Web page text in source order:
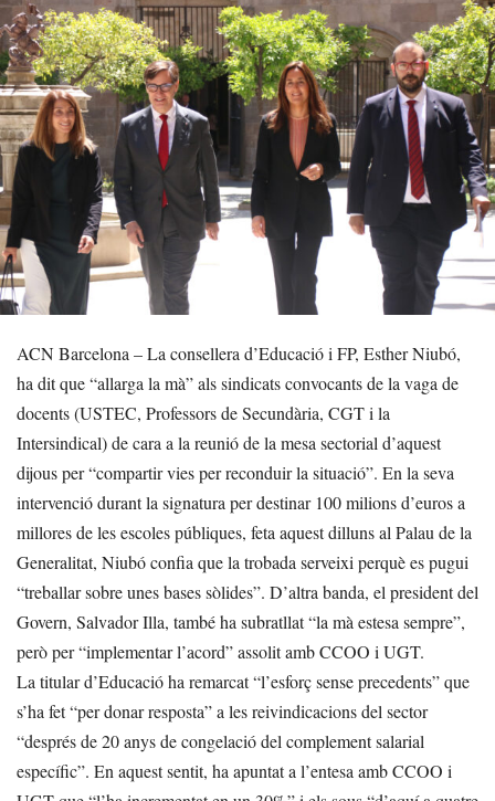
ACN Barcelona – La consellera d’Educació i FP, Esther Niubó,
ha dit que “allarga la mà” als sindicats convocants de la vaga de
docents (USTEC, Professors de Secundària, CGT i la
Intersindical) de cara a la reunió de la mesa sectorial d’aquest
dijous per “compartir vies per reconduir la situació”. En la seva
intervenció durant la signatura per destinar 100 milions d’euros a
millores de les escoles públiques, feta aquest dilluns al Palau de la
Generalitat, Niubó confia que la trobada serveixi perquè es pugui
“treballar sobre unes bases sòlides”. D’altra banda, el president del
Govern, Salvador Illa, també ha subratllat “la mà estesa sempre”,
però per “implementar l’acord” assolit amb CCOO i UGT.
La titular d’Educació ha remarcat “l’esforç sense precedents” que
s’ha fet “per donar resposta” a les reivindicacions del sector
“després de 20 anys de congelació del complement salarial
específic”. En aquest sentit, ha apuntat a l’entesa amb CCOO i